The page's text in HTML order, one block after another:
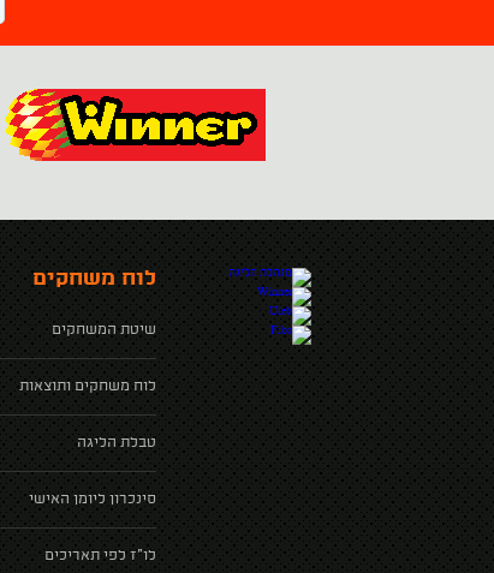
לוח משחקים
שיטת המשחקים
לוח משחקים ותוצאות
טבלת הליגה
סינכרון ליומן האישי
לו"ז לפי תאריכים